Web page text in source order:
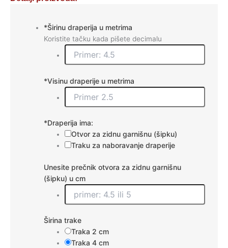
*Širinu draperija u metrima
Koristite tačku kada pišete decimalu
*Visinu draperije u metrima
*Draperija ima:
Otvor za zidnu garnišnu (šipku)
Traku za naboravanje draperije
Unesite prečnik otvora za zidnu garnišnu
(šipku) u cm
Širina trake
Traka 2 cm
Traka 4 cm
Draperija
sahara
količina